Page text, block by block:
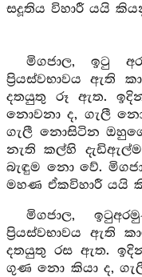
සදූතිය විහාරී යයි
මිගජාල, ඉටු
ප්‍රියස්වභාවය ඇති
දතයුතු රූ ඇත.
නොවනා ද, ගැලී
ගැලී නොසිටින
නැති කල්හි
බැඳුම නො වේ.
මහණ ඒකවිහාරී යයි
මිගජාල,
ප්‍රියස්වභාවය ඇති
දතයුතු රස ඇත.
ගුණ නො කියා ද,